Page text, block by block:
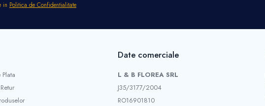
in Politica de Confidentialitate
Date comerciale
L & B FLOREA SRL
J35/3177/2004
RO16901810